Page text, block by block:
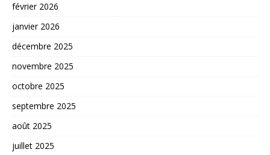
février 2026
janvier 2026
décembre 2025
novembre 2025
octobre 2025
septembre 2025
août 2025
juillet 2025